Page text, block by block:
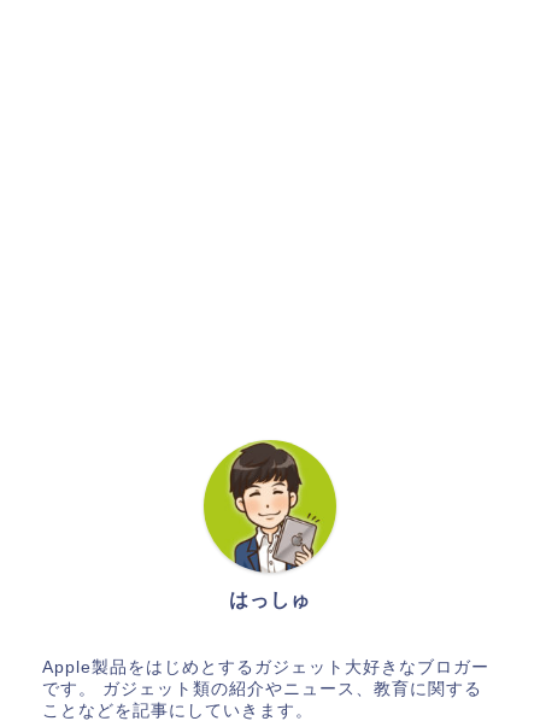
はっしゅ
Apple製品をはじめとするガジェット大好きなブロガー
です。 ガジェット類の紹介やニュース、教育に関する
ことなどを記事にしていきます。